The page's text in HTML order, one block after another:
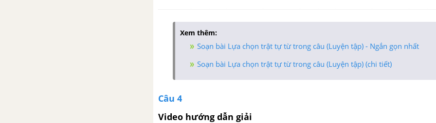
Xem thêm:
Soạn bài Lựa chọn trật tự từ trong câu (Luyện tập) - Ngắn gọn nhất
Soạn bài Lựa chọn trật tự từ trong câu (Luyện tập) (chi tiết)
Câu 4
Video hướng dẫn giải